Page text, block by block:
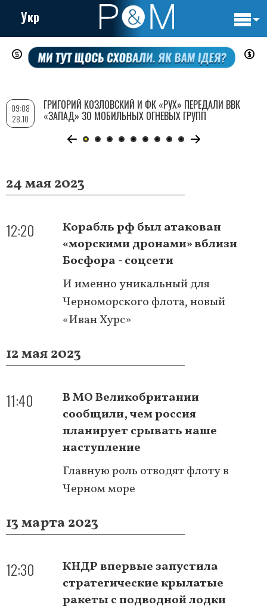
Перейти
содержанию
Укр
24 мая 2023
12:20
Корабль рф был атакован
«морскими дронами» вблизи
Босфора - соцсети
И именно уникальный для
Черноморского флота, новый
«Иван Хурс»
12 мая 2023
11:40
В МО Великобритании
сообщили, чем россия
планирует срывать наше
наступление
Главную роль отводят флоту в
Черном море
13 марта 2023
12:30
КНДР впервые запустила
стратегические крылатые
ракеты с подводной лодки
09:08
28.10
ГРИГОРИЙ КОЗЛОВСКИЙ И ФК «РУХ» ПЕРЕДАЛИ ВВК
«ЗАПАД» 30 МОБИЛЬНЫХ ОГНЕВЫХ ГРУПП